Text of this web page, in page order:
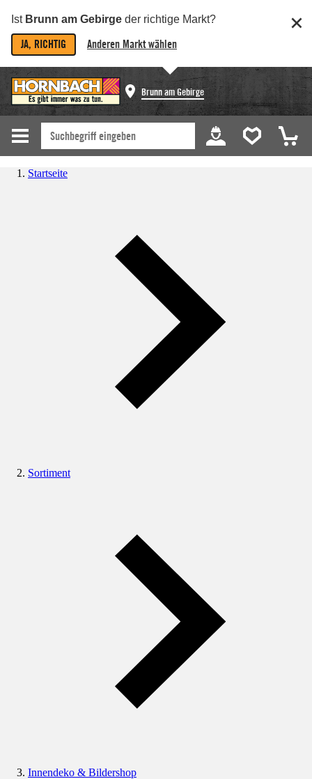
Ist Brunn am Gebirge der richtige Markt?
JA, RICHTIG Anderen Markt wählen
Brunn am Gebirge
Startseite
Sortiment
Innendeko & Bildershop